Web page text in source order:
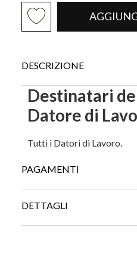
DESCRIZIONE
Destinatari
Datore di
Tutti i Datori di Lavoro.
PAGAMENTI
DETTAGLI